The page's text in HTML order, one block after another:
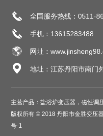
全国服务热线：0511-
手机：13615283488
网址：
地址：江苏丹阳市南门
主营产品： 盐浴炉变压器 ， 磁性调
版权所有 © 2018 丹阳市金胜变压
号-1